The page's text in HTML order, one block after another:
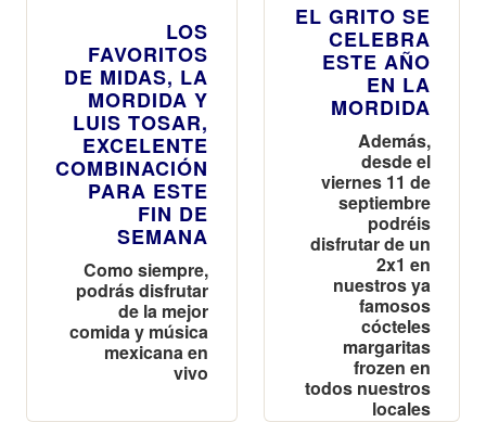
LOS
FAVORITOS
DE MIDAS, LA
MORDIDA Y
LUIS TOSAR,
EXCELENTE
COMBINACIÓN
PARA ESTE
FIN DE
SEMANA
Como siempre,
podrás disfrutar
de la mejor
comida y música
mexicana en
vivo
EL GRITO SE
CELEBRA
ESTE AÑO
EN LA
MORDIDA
Además,
desde el
viernes 11 de
septiembre
podréis
disfrutar de un
2x1 en
nuestros ya
famosos
cócteles
margaritas
frozen en
todos nuestros
locales